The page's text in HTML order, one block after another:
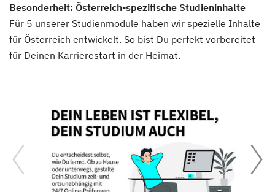
Besonderheit: Österreich-spezifische Studieninhalte
Für 5 unserer Studienmodule haben wir spezielle Inhalte
für Österreich entwickelt. So bist Du perfekt vorbereitet
für Deinen Karrierestart in der Heimat.